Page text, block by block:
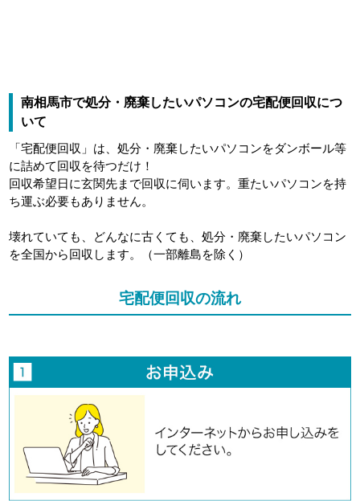
南相馬市で処分・廃棄したいパソコンの宅配便回収につ
いて
「宅配便回収」は、処分・廃棄したいパソコンをダンボール等
に詰めて回収を待つだけ！
回収希望日に玄関先まで回収に伺います。重たいパソコンを持
ち運ぶ必要もありません。
壊れていても、どんなに古くても、処分・廃棄したいパソコン
を全国から回収します。（一部離島を除く）
宅配便回収の流れ